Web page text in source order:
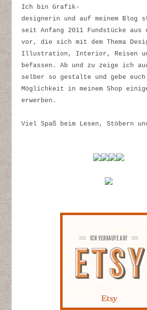
Ich bin Grafik-
designerin und auf meinem Blog
seit Anfang 2011 Fundstücke aus
vor, die sich mit dem Thema
Illustration, Interior, Reisen
befassen. Ab und zu zeige ich
selber so gestalte und gebe
Möglichkeit in meinem Shop
erwerben.
Viel Spaß beim Lesen, Stöbern und